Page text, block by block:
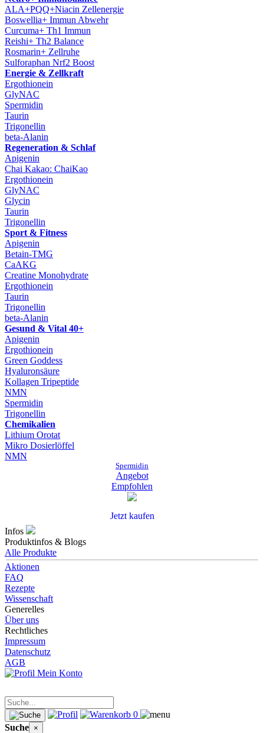
ALA+PQQ+Niacin Zellenergie
Boswellia+ Immun Abwehr
Curcuma+ Th1 Immun
Reishi+ Th2 Balance
Rosmarin+ Zellruhe
Sulforaphan Nrf2 Boost
Energie & Zellkraft
Ergothionein
GlyNAC
Spermidin
Taurin
Trigonellin
beta-Alanin
Regeneration & Schlaf
Apigenin
Chai Kakao: ChaiKao
Ergothionein
GlyNAC
Glycin
Taurin
Trigonellin
Sport & Fitness
Apigenin
Betain-TMG
CaAKG
Creatine Monohydrate
Ergothionein
Taurin
Trigonellin
beta-Alanin
Gesund & Vital 40+
Apigenin
Ergothionein
Green Goddess
Hyaluronsäure
Kollagen Tripeptide
NMN
Spermidin
Trigonellin
Chemikalien
Lithium Orotat
Mikro Dosierlöffel
NMN
Spermidin
Angebot
Empfohlen
Jetzt kaufen
Infos
Produktinfos & Blogs
Alle Produkte
Aktionen
FAQ
Rezepte
Wissenschaft
Generelles
Über uns
Rechtliches
Impressum
Datenschutz
AGB
Mein Konto
0
Suche ×